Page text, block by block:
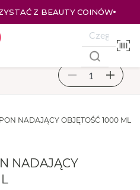
Z BEAUTY COINÓW
NADAJĄCY OBJĘTOŚĆ 1000 ML
NADAJĄCY